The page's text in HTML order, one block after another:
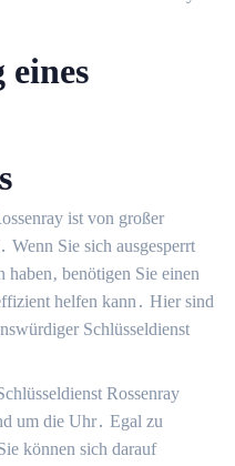
eines
ist von großer
Wenn Sie sich ausgesperrt
benötigen Sie einen
helfen kann․ Hier sind
Schlüsseldienst
Rossenray
um die Uhr․ Egal zu
können sich darauf